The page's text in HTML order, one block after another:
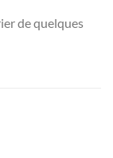
de quelques